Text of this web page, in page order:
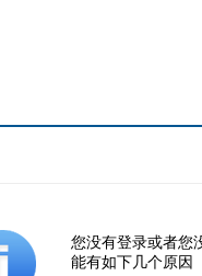
您没有登录或者您
能有如下几个原因